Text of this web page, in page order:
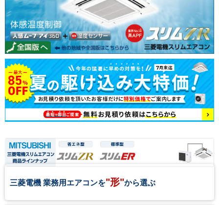
三菱電機 業務用エアコンを"形"から選ぶ